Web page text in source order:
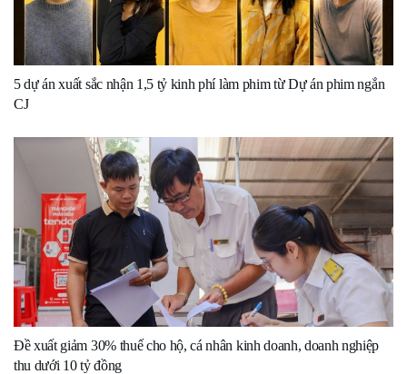
5 dự án xuất sắc nhận 1,5 tỷ kinh phí làm phim từ Dự án phim ngắn
CJ
Đề xuất giảm 30% thuế cho hộ, cá nhân kinh doanh, doanh nghiệp
thu dưới 10 tỷ đồng